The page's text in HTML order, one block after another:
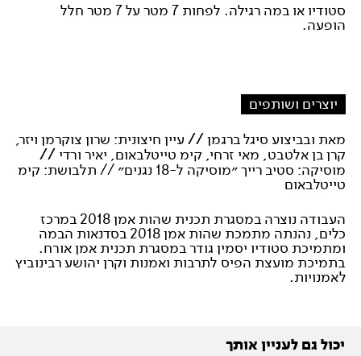
סטודיו או במה רגילה. לפחות 7 מטר על 7 מטר חלל
הופעה.
יוצרים ושותפים
מאת ובביצוע סיגל ברגמן// עיין חיצונית: שרון צוקרמן ויזר,
קרן בן אלטבט, מאי זרחי, קימ טייטלבאום, יאיר ורדי //
מוסיקה: סטיב רייך ״מוסיקה ל-18 נגנים״ // תלבושת: קימ
טייטלבאום
העבודה נוצרה במסגרת תכנית שהות אמן 2018 במרכז
כלים, נהנתה מתמכת שהות אמן 2018 בסדנאות הבמה
ומתמיכת סטודיו יסמין גודר במסגרת תכנית אמן אורח.
בתמיכת מועצת הפיס לתרבות ואמנות וקרן יהושע רבינוביץ
לאמנויות.
יכול גם לעניין אותך